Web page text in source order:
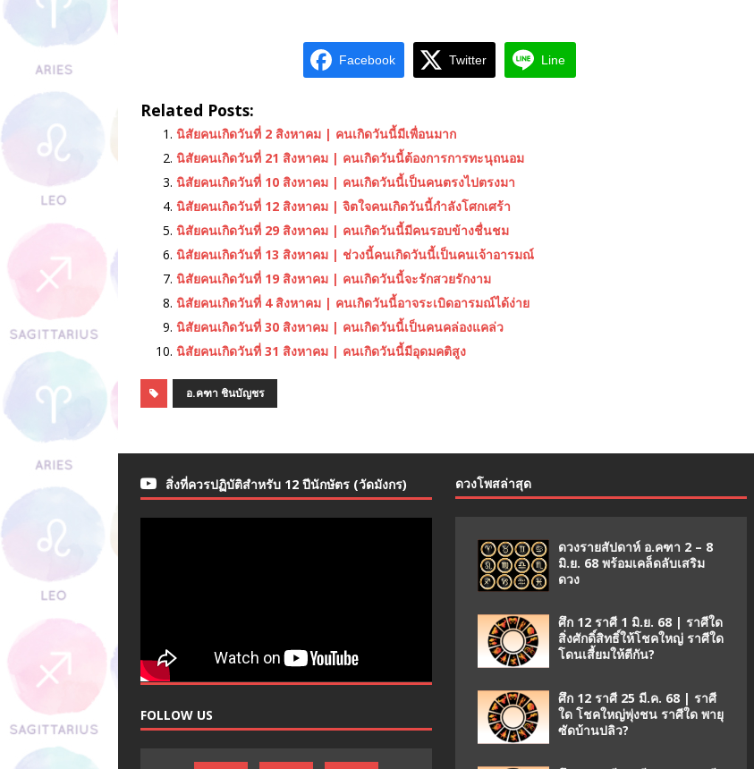
Facebook Twitter Line
Related Posts:
นิสัยคนเกิดวันที่ 2 สิงหาคม | คนเกิดวันนี้มีเพื่อนมาก
นิสัยคนเกิดวันที่ 21 สิงหาคม | คนเกิดวันนี้ต้องการการทะนุถนอม
นิสัยคนเกิดวันที่ 10 สิงหาคม | คนเกิดวันนี้เป็นคนตรงไปตรงมา
นิสัยคนเกิดวันที่ 12 สิงหาคม | จิตใจคนเกิดวันนี้กำลังโศกเศร้า
นิสัยคนเกิดวันที่ 29 สิงหาคม | คนเกิดวันนี้มีคนรอบข้างชื่นชม
นิสัยคนเกิดวันที่ 13 สิงหาคม | ช่วงนี้คนเกิดวันนี้เป็นคนเจ้าอารมณ์
นิสัยคนเกิดวันที่ 19 สิงหาคม | คนเกิดวันนี้จะรักสวยรักงาม
นิสัยคนเกิดวันที่ 4 สิงหาคม | คนเกิดวันนี้อาจระเบิดอารมณ์ได้ง่าย
นิสัยคนเกิดวันที่ 30 สิงหาคม | คนเกิดวันนี้เป็นคนคล่องแคล่ว
นิสัยคนเกิดวันที่ 31 สิงหาคม | คนเกิดวันนี้มีอุดมคติสูง
อ.คฑา ชินบัญชร
สิ่งที่ควรปฏิบัติสำหรับ 12 ปีนักษัตร (วัดมังกร)
FOLLOW US
ดวงโพสล่าสุด
ดวงรายสัปดาห์ อ.คฑา 2 – 8
มิ.ย. 68 พร้อมเคล็ดลับเสริม
ดวง
ศึก 12 ราศี 1 มิ.ย. 68 | ราศีใด
สิ่งศักดิ์สิทธิ์ให้โชคใหญ่ ราศีใด
โดนเสี้ยมให้ตีกัน?
ศึก 12 ราศี 25 มี.ค. 68 | ราศี
ใด โชคใหญ่พุ่งชน ราศีใด พายุ
ซัดบ้านปลิว?